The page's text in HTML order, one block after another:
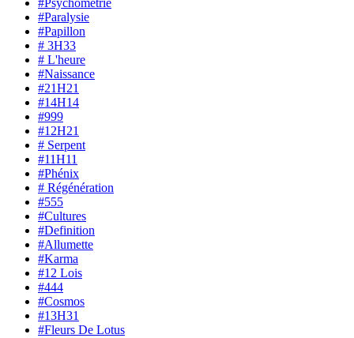
#Psychométrie
#Paralysie
#Papillon
# 3H33
# L'heure
#Naissance
#21H21
#14H14
#999
#12H21
# Serpent
#11H11
#Phénix
# Régénération
#555
#Cultures
#Definition
#Allumette
#Karma
#12 Lois
#444
#Cosmos
#13H31
#Fleurs De Lotus